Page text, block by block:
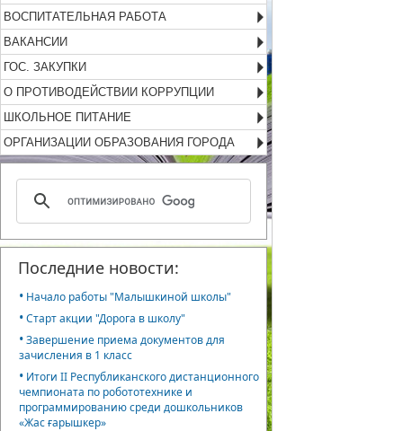
ВОСПИТАТЕЛЬНАЯ РАБОТА
ВАКАНСИИ
ГОС. ЗАКУПКИ
О ПРОТИВОДЕЙСТВИИ КОРРУПЦИИ
ШКОЛЬНОЕ ПИТАНИЕ
ОРГАНИЗАЦИИ ОБРАЗОВАНИЯ ГОРОДА
Последние новости:
• Начало работы "Малышкиной школы"
•Старт акции "Дорога в школу"
•Завершение приема документов для
зачисления в 1 класс
• Итоги II Республиканского дистанционного
чемпионата по робототехнике и
программированию среди дошкольников
«Жас ғарышкер»